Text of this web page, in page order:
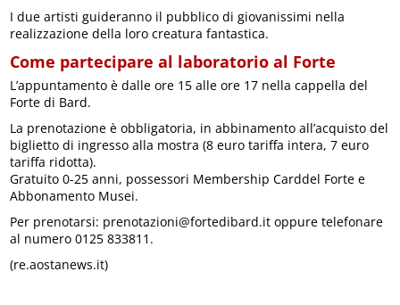
I due artisti guideranno il pubblico di giovanissimi nella
realizzazione della loro creatura fantastica.
Come partecipare al laboratorio al Forte
L’appuntamento è dalle ore 15 alle ore 17 nella cappella del
Forte di Bard.
La prenotazione è obbligatoria, in abbinamento all’acquisto del
biglietto di ingresso alla mostra (8 euro tariffa intera, 7 euro
tariffa ridotta).
Gratuito 0-25 anni, possessori Membership Carddel Forte e
Abbonamento Musei.
Per prenotarsi: prenotazioni@fortedibard.it oppure telefonare
al numero 0125 833811.
(re.aostanews.it)